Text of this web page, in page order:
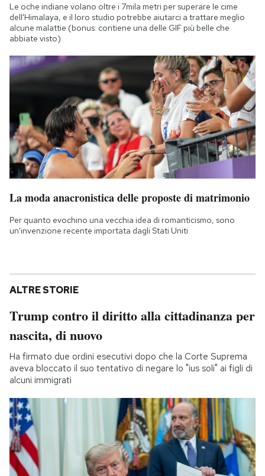
Le oche indiane volano oltre i 7mila metri per superare le cime
dell'Himalaya, e il loro studio potrebbe aiutarci a trattare meglio
alcune malattie (bonus: contiene una delle GIF più belle che
abbiate visto)
La moda anacronistica delle proposte di matrimonio
Per quanto evochino una vecchia idea di romanticismo, sono
un'invenzione recente importata dagli Stati Uniti
ALTRE STORIE
Trump contro il diritto alla cittadinanza per
nascita, di nuovo
Ha firmato due ordini esecutivi dopo che la Corte Suprema
aveva bloccato il suo tentativo di negare lo "ius soli" ai figli di
alcuni immigrati